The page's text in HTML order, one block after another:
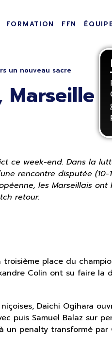
FORMATION FFN
un nouveau sacre
ce week-end. Dans la
rencontre disputée
les Marseillais
retour.
place du
Colin ont su faire
Daichi Ogihara
puis Samuel Balaz sur
penalty transformé par